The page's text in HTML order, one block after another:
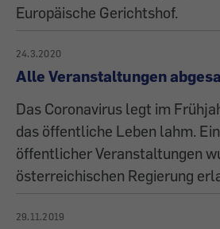
Europäische Gerichtshof.
24.3.2020
Alle Veranstaltungen
Das Coronavirus legt im
das öffentliche Leben lahm.
öffentlicher Veranstaltungen
österreichischen Regierung
29.11.2019